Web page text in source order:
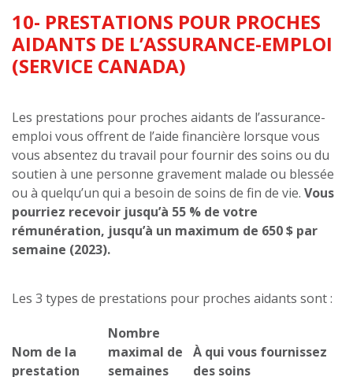
10- PRESTATIONS POUR PROCHES
AIDANTS DE L’ASSURANCE-EMPLOI
(SERVICE CANADA)
Les prestations pour proches aidants de l’assurance-
emploi vous offrent de l’aide financière lorsque vous
vous absentez du travail pour fournir des soins ou du
soutien à une personne gravement malade ou blessée
ou à quelqu’un qui a besoin de soins de fin de vie. Vous
pourriez recevoir jusqu’à 55 % de votre
rémunération, jusqu’à un maximum de 650 $ par
semaine (2023).
Les 3 types de prestations pour proches aidants sont :
Nom de la
prestation
Nombre
maximal de
semaines
À qui vous fournissez
des soins